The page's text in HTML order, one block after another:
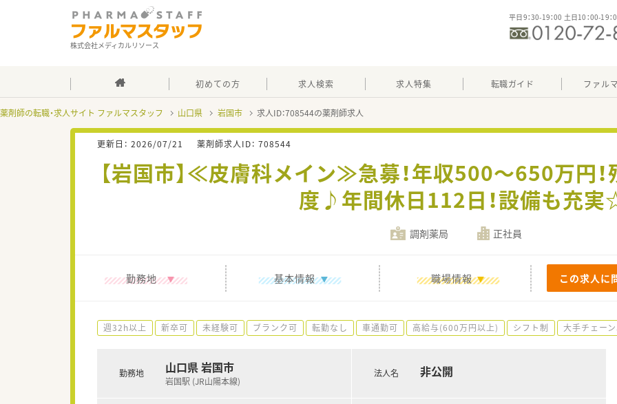
株式会社メディカルリソース
平日9：30-19：00 土日10：00-19
初めての方 求人検索 求人特集 転職ガイド ファル
薬剤師の転職・求人サイト ファルマスタッフ 山口県 岩国市 求人ID：708544の薬剤師求人
更新日： 2026/07/21 薬剤師求人ID： 708544
【岩国市】≪皮膚科メイン≫急募！年収500～650万円
度♪年間休日112日！設備も充
調剤薬局 正社員
勤務地 基本情報 職場情報 この求人に
週32h以上 新卒可 未経験可 ブランク可 転勤なし 車通勤可 高給与(600万円以上) シフト制 大手チェー
勤務地 山口県 岩国市
岩国駅 (JR山陽本線)
法人名 非公開